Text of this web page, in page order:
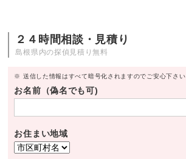
２４時間相談・見積り
島根県内の探偵見積り無料
※ 送信した情報はすべて暗号化されますのでご安心下さい
お名前（偽名でも可)
お住まい地域